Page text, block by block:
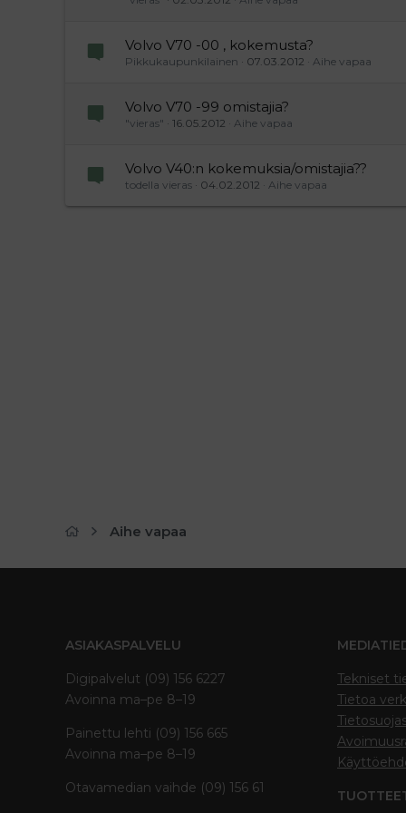
Volvo V70 -00 , kokemusta?
Pikkukaupunkilainen 07.03.2012 Aihe vapaa
Volvo V70 -99 omistajia?
"vieras" 16.05.2012 Aihe vapaa
Volvo V40:n kokemuksia/omistajia??
todella vieras 04.02.2012 Aihe vapaa
Aihe vapaa
ASIAKASPALVELU
Digipalvelut (09) 156 6227
Avoinna ma–pe 8–19
Painettu lehti (09) 156 665
Avoinna ma–pe 8–19
Otavamedian vaihde (09) 156 61
Tekniset
Tietoa